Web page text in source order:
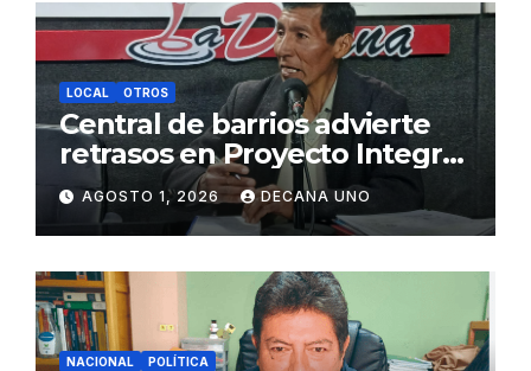
LOCAL OTROS
Central de barrios advierte
retrasos en Proyecto Integral
de Agua y Alcantarillado para
Juliaca
AGOSTO 1, 2026 DECANA UNO
NACIONAL POLÍTICA